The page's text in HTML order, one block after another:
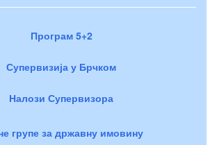
Програм 5+2
Супервизија у Брчком
Налози Супервизора
групе за државну имовину